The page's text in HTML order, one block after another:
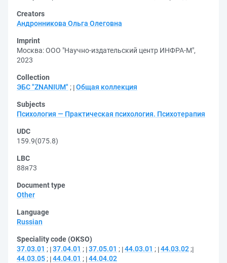
Creators
Андронникова Ольга Олеговна
Imprint
Москва: ООО "Научно-издательский центр ИНФРА-М",
2023
Collection
ЭБС "ZNANIUM" ; Общая коллекция
Subjects
Психология — Практическая психология. Психотерапия
UDC
159.9(075.8)
LBC
88я73
Document type
Other
Language
Russian
Speciality code (OKSO)
37.03.01 ; 37.04.01 ; 37.05.01 ; 44.03.01 ; 44.03.02 ;
44.03.05 ; 44.04.01 ; 44.04.02